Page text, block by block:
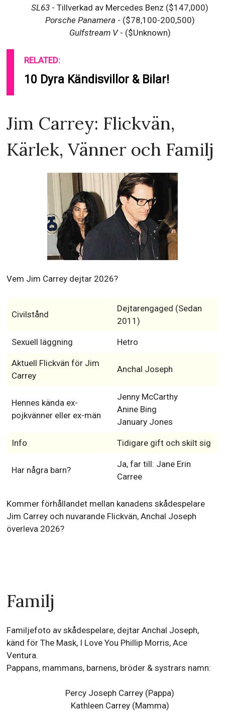
SL63 - Tillverkad av Mercedes Benz ($147,000)
Porsche Panamera - ($78,100-200,500)
Gulfstream V- ($Unknown)
RELATED:
10 Dyra Kändisvillor & Bilar!
Jim Carrey: Flickvän,
Kärlek, Vänner och Familj
Vem Jim Carrey dejtar 2026?
Civilstånd
Dejtarengaged (Sedan
2011)
Sexuell läggning Hetro
Aktuell Flickvän för Jim
Carrey
Anchal Joseph
Hennes kända ex-
pojkvänner eller ex-män
Jenny McCarthy
Anine Bing
January Jones
Info Tidigare gift och skilt sig
Har några barn?
Ja, far till: Jane Erin
Carree
Kommer förhållandet mellan kanadens skådespelare
Jim Carrey och nuvarande Flickvän, Anchal Joseph
överleva 2026?
Familj
Familjefoto av skådespelare, dejtar Anchal Joseph,
känd för The Mask, I Love You Phillip Morris, Ace
Ventura.
Pappans, mammans, barnens, bröder & systrars namn:
Percy Joseph Carrey (Pappa)
Kathleen Carrey(Mamma)